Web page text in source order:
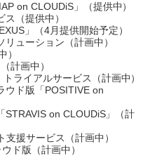
on CLOUDiS」（提供中）
（提供中）
」（4月提供開始予定）
ューション（計画中）
）
計画中）
ライアルサービス（計画中）
ウド版「POSITIVE on
on CLOUDiS」（計
援サービス（計画中）
ド版（計画中）